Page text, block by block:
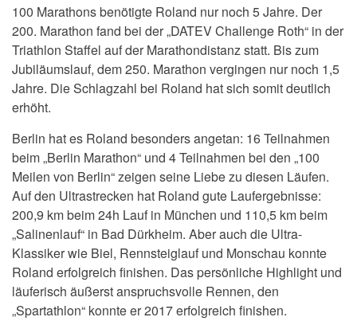
100 Marathons benötigte Roland nur noch 5 Jahre. Der
200. Marathon fand bei der „DATEV Challenge Roth“ in der
Triathlon Staffel auf der Marathondistanz statt. Bis zum
Jubiläumslauf, dem 250. Marathon vergingen nur noch 1,5
Jahre. Die Schlagzahl bei Roland hat sich somit deutlich
erhöht.
Berlin hat es Roland besonders angetan: 16 Teilnahmen
beim „Berlin Marathon“ und 4 Teilnahmen bei den „100
Meilen von Berlin“ zeigen seine Liebe zu diesen Läufen.
Auf den Ultrastrecken hat Roland gute Laufergebnisse:
200,9 km beim 24h Lauf in München und 110,5 km beim
„Salinenlauf“ in Bad Dürkheim. Aber auch die Ultra-
Klassiker wie Biel, Rennsteiglauf und Monschau konnte
Roland erfolgreich finishen. Das persönliche Highlight und
läuferisch äußerst anspruchsvolle Rennen, den
„Spartathlon“ konnte er 2017 erfolgreich finishen.